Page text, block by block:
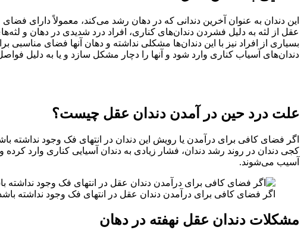
این دندان به عنوان آخرین دندانی که در دهان رشد می‌کند، معمولاً دارای
عقل از لثه به دلیل فشردن دندان‌های کناری، افراد درد شدیدی در دهان و
بسیاری از افراد نیز با این دندان‌ها مشکلی نداشته و دهان آنها فضای
دندان‌های آسیاب کناری وارد شود و آنها را دچار مشکل سازد و یا به دلیل
علت درد حین در آمدن دندان عقل چیست؟
اگر فضای کافی برای درآمدن یا رویش این دندان در انتهای فک وجود نداشته
کجی دندان در روند رشد دندان، فشار زیادی به دندان‌ آسیایی کناری وارد
آسیب می‌شوند.
اگر فضای کافی برای درآمدن دندان عقل در انتهای فک وجود نداشته
مشکلات دندان عقل نهفته در دهان